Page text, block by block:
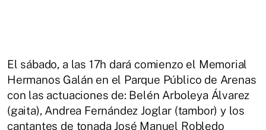
El sábado, a las 17h dará comienzo el Memorial
Hermanos Galán en el Parque Público de Arenas
con las actuaciones de: Belén Arboleya Álvarez
(gaita), Andrea Fernández Joglar (tambor) y los
cantantes de tonada José Manuel Robledo